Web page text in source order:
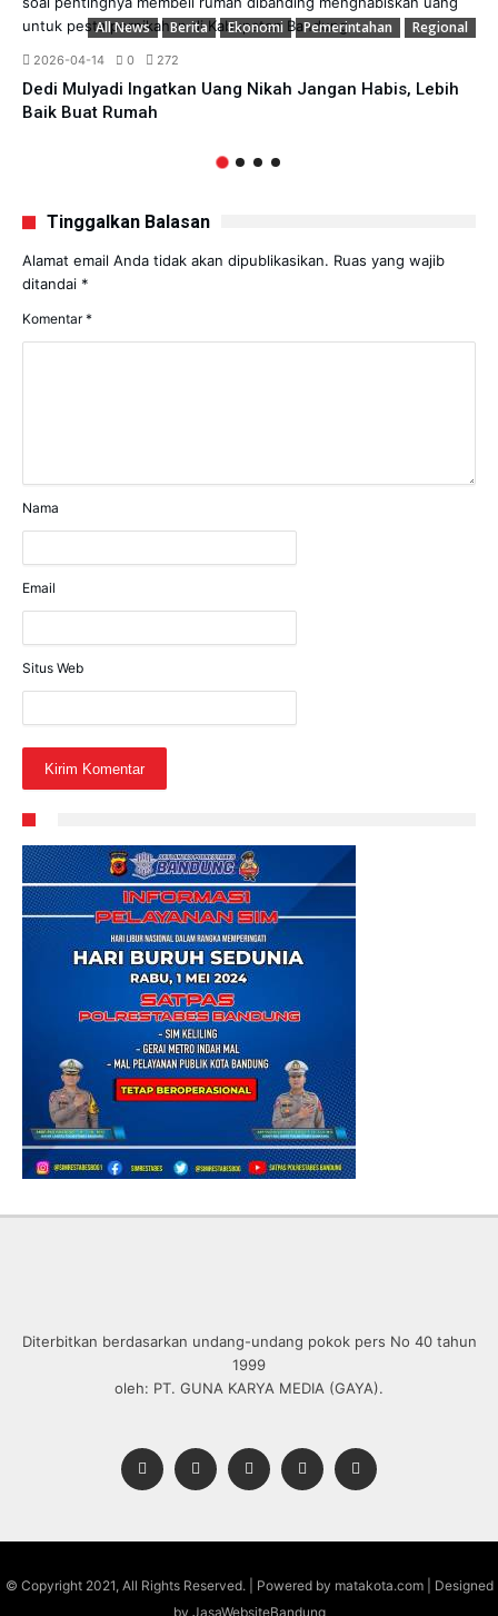
All News Berita Ekonomi Pemerintahan Regional
2026-04-14 0 272
Dedi Mulyadi Ingatkan Uang Nikah Jangan Habis, Lebih
Baik Buat Rumah
Tinggalkan Balasan
Alamat email Anda tidak akan dipublikasikan. Ruas yang wajib
ditandai *
Komentar*
Nama
Email
Situs Web
Diterbitkan berdasarkan undang-undang pokok pers No 40 tahun
1999
oleh: PT. GUNA KARYA MEDIA (GAYA).
© Copyright 2021, All Rights Reserved. | Powered by matakota.com | Designed
by JasaWebsiteBandung